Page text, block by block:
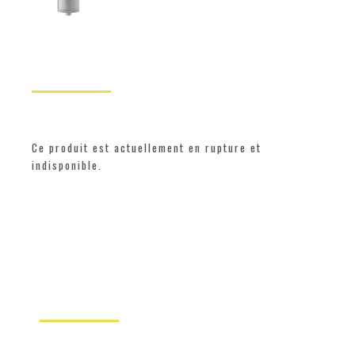
Ce produit est actuellement en rupture et
indisponible.